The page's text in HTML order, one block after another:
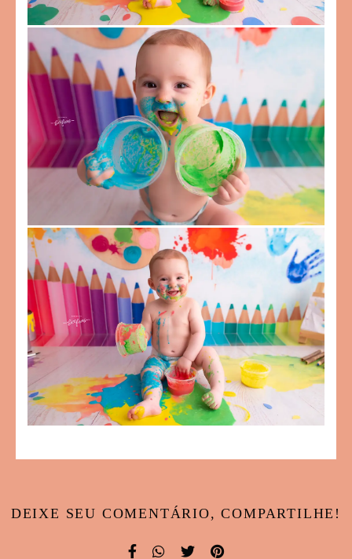
DEIXE SEU COMENTÁRIO, COMPARTILHE!